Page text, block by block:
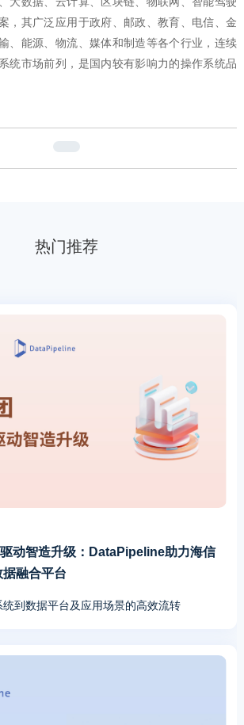
，其广泛应用于政府、邮政、教育、电信、金
、能源、物流、媒体和制造等各个行业，连续
统市场前列，是国内较有影响力的操作系统品
热门推荐
动智造升级：DataPipeline助力海信
融合平台
到数据平台及应用场景的高效流转